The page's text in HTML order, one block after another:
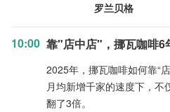
罗兰贝格
10:00 靠"店中店"，挪瓦咖啡6
2025年，挪瓦咖啡如何靠“
月均新增千家的速度下，
翻了3倍。